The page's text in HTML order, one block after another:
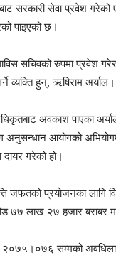
सरकारी सेवा प्रवेश
पाइएको छ।
सचिवको रुपमा प्रवेश गरेर
व्यक्ति हुन्, ऋषिराम अर्याल।
अवकाश पाएका
अनुसन्धान आयोगको
दायर गरेको हो।
जफतको प्रयोजनका लागि
७७ लाख २७ हजार बराबर
२०७५।०७६ सम्मको